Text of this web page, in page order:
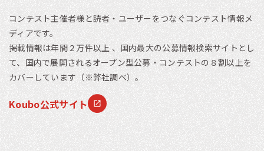
コンテスト主催者様と読者・ユーザーをつなぐコンテスト情報メ
ディアです。
掲載情報は年間２万件以上 、国内最大の公募情報検索サイトとし
て、国内で展開されるオープン型公募・コンテストの８割以上を
カバーしています（※弊社調べ）。
Koubo公式サイト